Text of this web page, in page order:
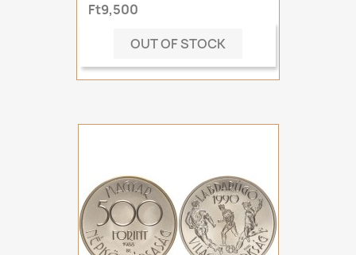
Ft9,500
OUT OF STOCK